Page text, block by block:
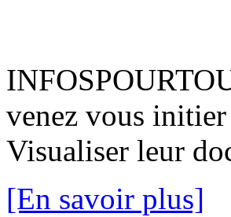
venez vous
Visualiser leur
[En savoir plus]